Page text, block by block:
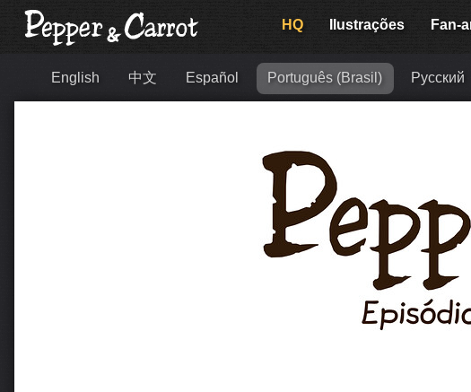
HQ Ilustrações Fan-
English 中文 Español Português (Brasil) Русский